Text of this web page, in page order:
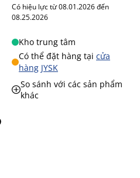
Có hiệu lực từ 08.01.2026 đến
08.25.2026
Kho trung tâm
Có thể đặt hàng tại cửa
hàng JYSK
So sánh với các sản phẩm
khác